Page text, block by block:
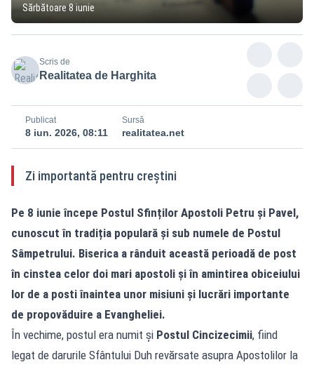
Sărbătoare 8 iunie
Scris de
Realitatea de Harghita
Publicat
8 iun. 2026, 08:11
Sursă
realitatea.net
Zi importantă pentru creștini
Pe 8 iunie începe Postul Sfinților Apostoli Petru și Pavel,
cunoscut în tradiția populară și sub numele de Postul
Sâmpetrului. Biserica a rânduit această perioadă de post
în cinstea celor doi mari apostoli și în amintirea obiceiului
lor de a posti înaintea unor misiuni și lucrări importante
de propovăduire a Evangheliei.
În vechime, postul era numit și Postul Cincizecimii, fiind
legat de darurile Sfântului Duh revărsate asupra Apostolilor la